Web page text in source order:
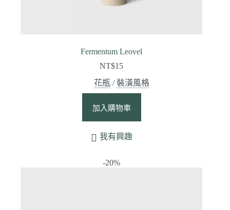
Fermentum Leovel
NT$15
花瓶 /裝潢風格
加入購物車
我有興趣
-20%